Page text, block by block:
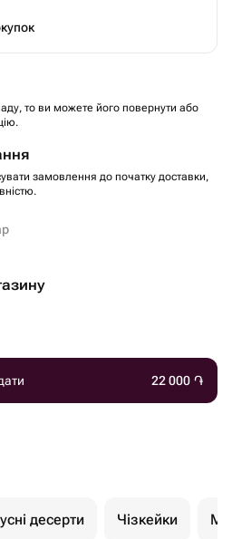
то ви можете його повернути або
замовлення до початку доставки,
22 000 ֏
десерти Чізкейки